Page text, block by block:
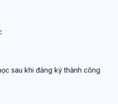
cả khi bạn mới bắt đầu làm
học nâng cao hơn.
nghiệm bạn nhé!
sau khi đăng ký thành công